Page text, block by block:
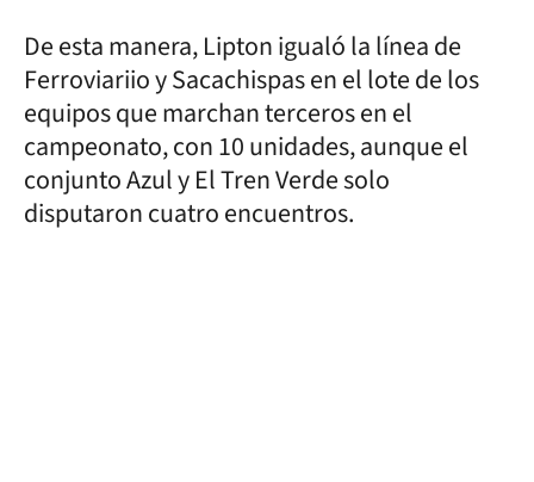
De esta manera, Lipton igualó la línea de
Ferroviariio y Sacachispas en el lote de los
equipos que marchan terceros en el
campeonato, con 10 unidades, aunque el
conjunto Azul y El Tren Verde solo
disputaron cuatro encuentros.